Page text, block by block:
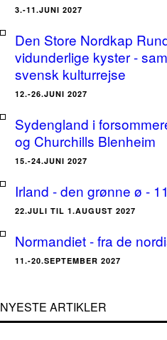
3.-11.JUNI 2027
Den Store Nordkap
vidunderlige kyster -
svensk kulturrejse
12.-26.JUNI 2027
Sydengland i
og Churchills Blenheim
15.-24.JUNI 2027
Irland - den grønne ø -
22.JULI TIL 1.AUGUST 2027
Normandiet - fra de
11.-20.SEPTEMBER 2027
NYESTE ARTIKLER